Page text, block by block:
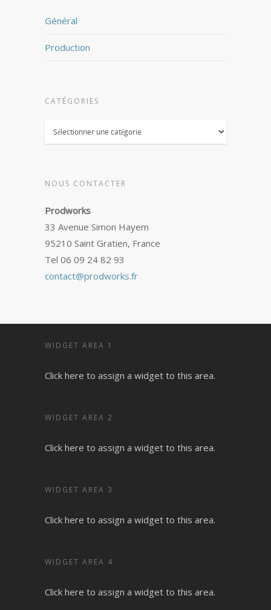
Général
Production
CATÉGORIES
Catégories
NOUS CONTACTER
Prodworks
33 Avenue Simon Hayem
95210 Saint Gratien, France
Tel 06 09 24 82 93
contact@prodworks.fr
WIDGET AREA 1
Click here to assign a widget to this area.
WIDGET AREA 2
Click here to assign a widget to this area.
WIDGET AREA 3
Click here to assign a widget to this area.
WIDGET AREA 4
Click here to assign a widget to this area.